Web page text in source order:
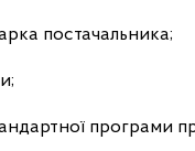
постачальника;
програми